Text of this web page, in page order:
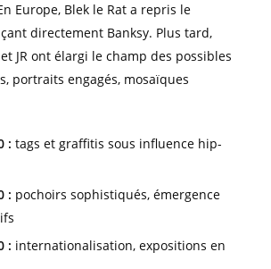
Europe, Blek le Rat a repris le
directement Banksy. Plus tard,
JR ont élargi le champ des possibles
portraits engagés, mosaïques
: tags et graffitis sous influence hip-
: pochoirs sophistiqués, émergence
: internationalisation, expositions en